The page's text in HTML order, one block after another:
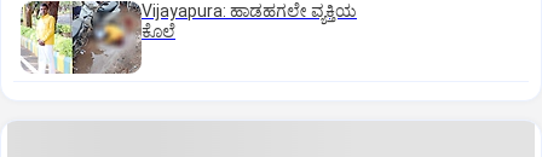
Vijayapura: ಹಾಡಹಗಲೇ ವ್ಯಕ್ತಿಯ
ಕೊಲೆ